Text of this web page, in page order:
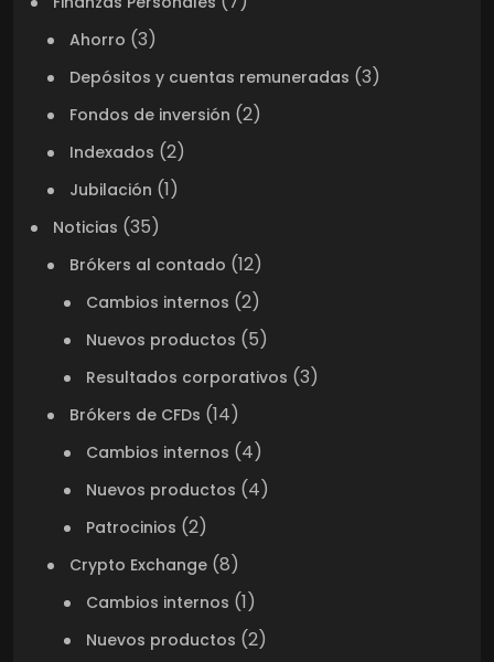
Ahorro (3)
Depósitos y cuentas remuneradas (3)
Fondos de inversión (2)
Indexados (2)
Jubilación (1)
Noticias (35)
Brókers al contado (12)
Cambios internos (2)
Nuevos productos (5)
Resultados corporativos (3)
Brókers de CFDs (14)
Cambios internos (4)
Nuevos productos (4)
Patrocinios (2)
Crypto Exchange (8)
Cambios internos (1)
Nuevos productos (2)